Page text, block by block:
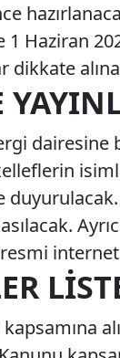
1 Haziran
dikkate
dairesine
resmi
kapsamına